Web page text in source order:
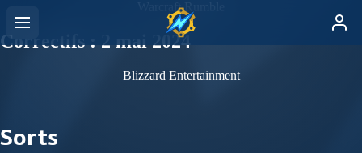
Warcraft Rumble
Correctifs : 2 mai 2024
Blizzard Entertainment
Sorts